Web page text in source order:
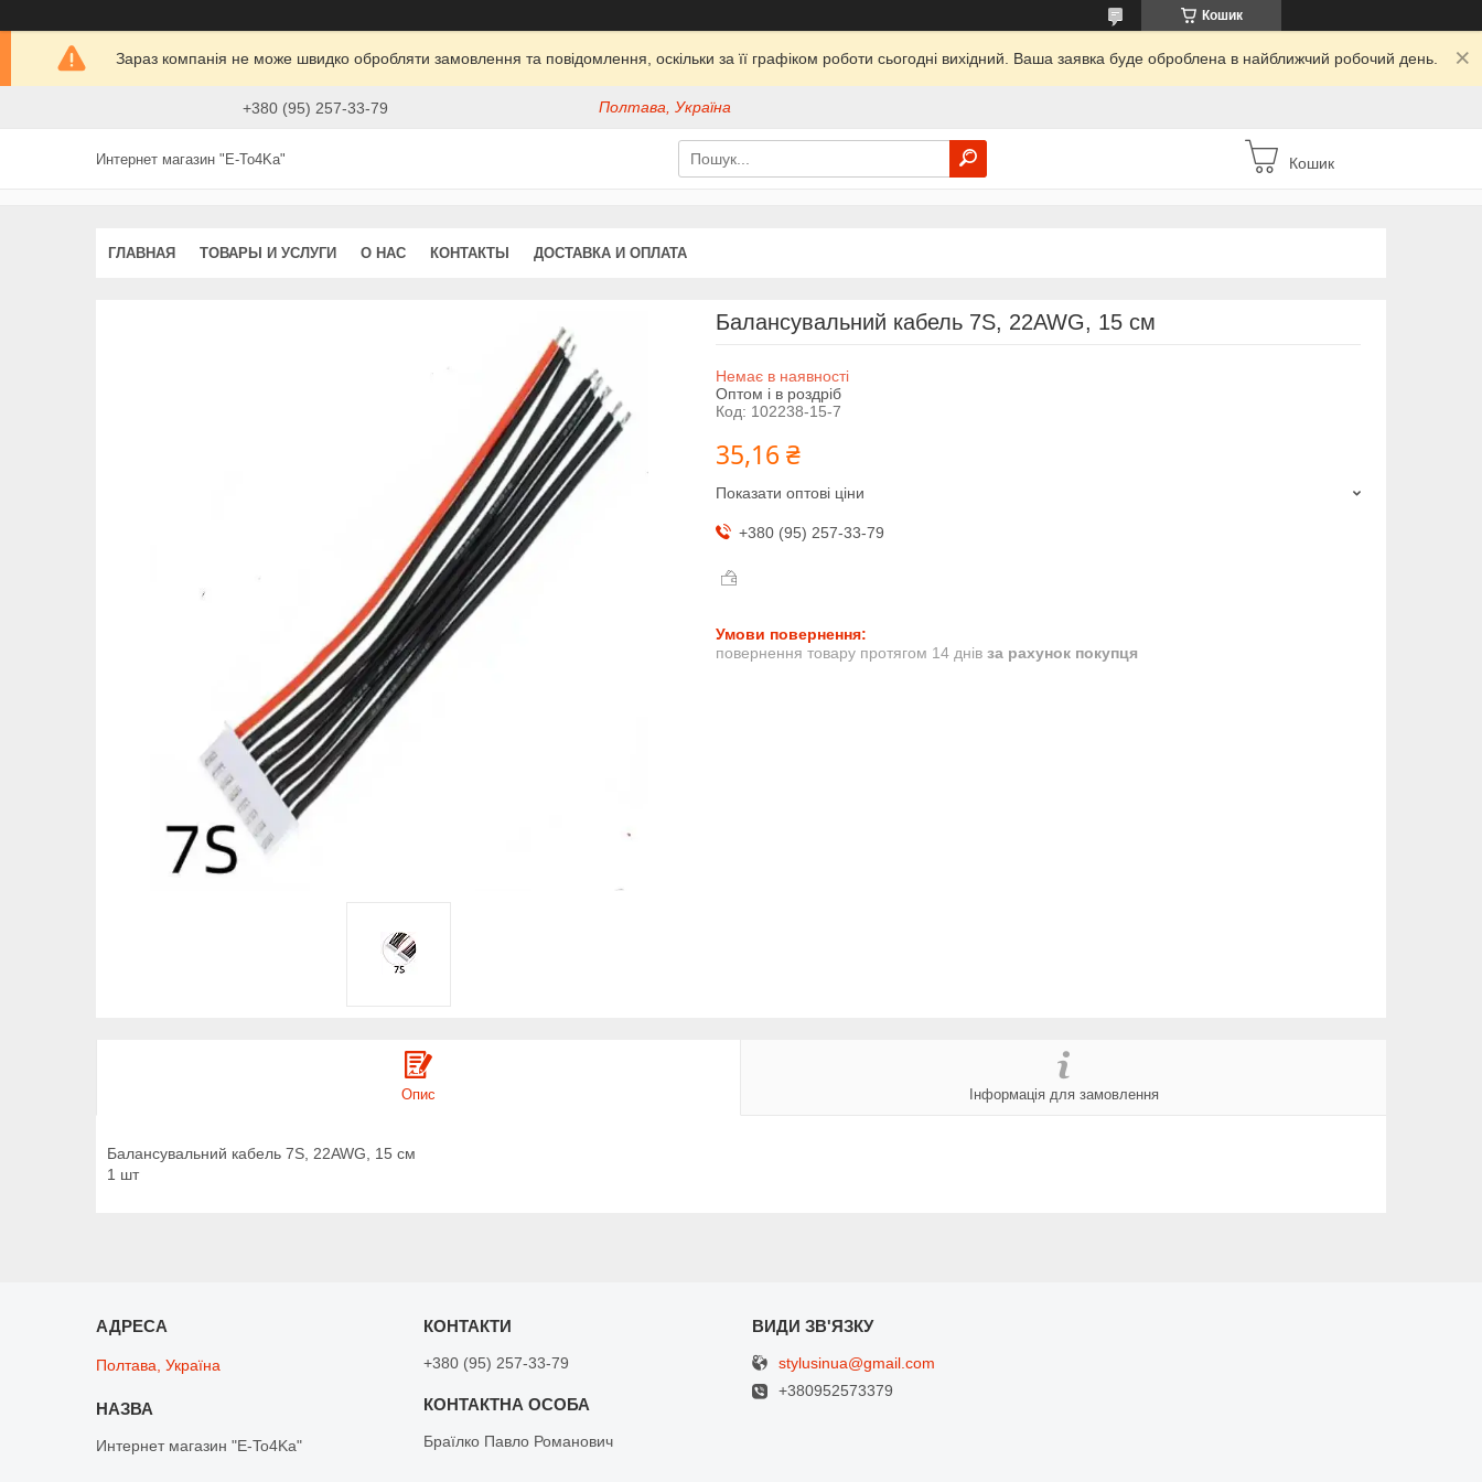
Кошик
Зараз компанія не може швидко обробляти замовлення та повідомлення, оскільки за її графіком роботи сьогодні вихідний. Ваша заявка буде оброблена в найближчий робочий день.
+380 (95) 257-33-79 Полтава, Україна
Интернет магазин "E-To4Ka" Кошик
ГЛАВНАЯ ТОВАРЫ И УСЛУГИ О НАС КОНТАКТЫ ДОСТАВКА И ОПЛАТА
Балансувальний кабель 7S, 22AWG, 15 см
Немає в наявності
Оптом і в роздріб
Код: 102238-15-7
35,16 ₴
Показати оптові ціни
+380 (95) 257-33-79
повернення товару протягом 14 днів за рахунок покупця
Опис Інформація для замовлення
Балансувальний кабель 7S, 22AWG, 15 см
1 шт
Полтава, Україна
Интернет магазин "E-To4Ka"
+380 (95) 257-33-79
Браїлко Павло Романович
stylusinua@gmail.com
+380952573379